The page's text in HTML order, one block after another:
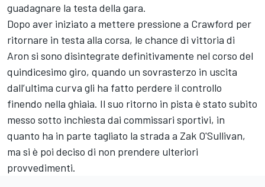
guadagnare la testa della gara.
Dopo aver iniziato a mettere pressione a Crawford per
ritornare in testa alla corsa, le chance di vittoria di
Aron si sono disintegrate definitivamente nel corso del
quindicesimo giro, quando un sovrasterzo in uscita
dall’ultima curva gli ha fatto perdere il controllo
finendo nella ghiaia. Il suo ritorno in pista è stato subito
messo sotto inchiesta dai commissari sportivi, in
quanto ha in parte tagliato la strada a Zak O'Sullivan,
ma si è poi deciso di non prendere ulteriori
provvedimenti.